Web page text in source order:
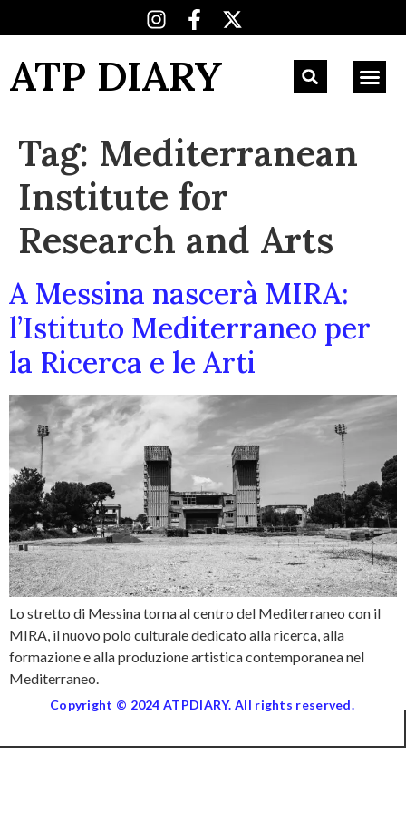
ATP DIARY
Tag: Mediterranean
Institute for
Research and Arts
A Messina nascerà MIRA:
l’Istituto Mediterraneo per
la Ricerca e le Arti
Lo stretto di Messina torna al centro del Mediterraneo con il
MIRA, il nuovo polo culturale dedicato alla ricerca, alla
formazione e alla produzione artistica contemporanea nel
Mediterraneo.
Copyright © 2024 ATPDIARY. All rights reserved.